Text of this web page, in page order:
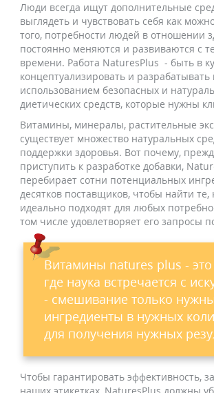
Люди всегда ищут дополнительные
выглядеть и чувствовать себя как
того, потребности людей в отношении
постоянно меняются и развиваются с
времени. Работа NaturesPlus - быть в
концептуализировать и разрабатывать
использованием безопасных и
диетических средств, которые нужны
Витамины, минералы, растительные
существует множество натуральных
поддержки здоровья. Вот почему,
приступить к разработке добавки,
перебирает сотни потенциальных
десятков поставщиков, чтобы найти те,
идеально подходят для любых
том числе удовлетворяет его запросы
Витамины natures plus - это
где наука встречается с
- смешивание только
ингредиенты в нужных
для получения нужных
Чтобы гарантировать эффективность,